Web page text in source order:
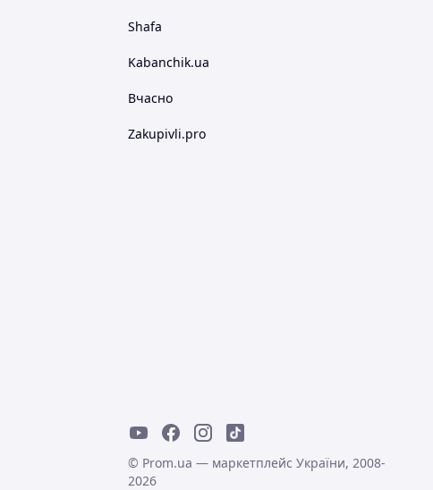
Shafa
Kabanchik.ua
Вчасно
Zakupivli.pro
© Prom.ua — маркетплейс України, 2008-
2026